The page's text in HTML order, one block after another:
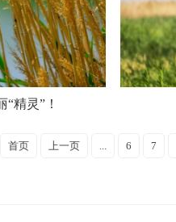
精灵”！
首页 上一页 ... 6 7